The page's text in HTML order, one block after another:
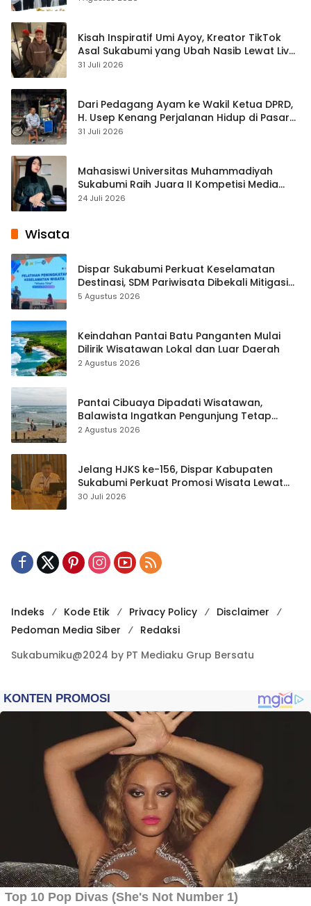
Kisah Inspiratif Umi Ayoy, Kreator TikTok
Asal Sukabumi yang Ubah Nasib Lewat Live
Streaming
31 Juli 2026
Dari Pedagang Ayam ke Wakil Ketua DPRD,
H. Usep Kenang Perjalanan Hidup di Pasar
Cisaat
31 Juli 2026
Mahasiswi Universitas Muhammadiyah
Sukabumi Raih Juara II Kompetisi Media
Pembelajaran Digital Tingkat Internasional
24 Juli 2026
Wisata
Dispar Sukabumi Perkuat Keselamatan
Destinasi, SDM Pariwisata Dibekali Mitigasi
hingga Teknik Evakuasi
5 Agustus 2026
Keindahan Pantai Batu Panganten Mulai
Dilirik Wisatawan Lokal dan Luar Daerah
2 Agustus 2026
Pantai Cibuaya Dipadati Wisatawan,
Balawista Ingatkan Pengunjung Tetap
Waspada
2 Agustus 2026
Jelang HJKS ke-156, Dispar Kabupaten
Sukabumi Perkuat Promosi Wisata Lewat
Publikasi Digital
30 Juli 2026
Indeks Kode Etik Privacy Policy
Disclaimer
Pedoman Media Siber
Redaksi
Sukabumiku@2024 by PT Mediaku Grup Bersatu